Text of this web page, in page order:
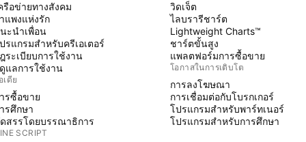
รือข่ายทางสังคม
แพงแห่งรัก
ะนำเพื่อน
รแกรมสำหรับครีเอเตอร์
ระเบียบการใช้งาน
แลการใช้งาน
เดีย
รซื้อขาย
รศึกษา
สรรโดยบรรณาธิการ
SCRIPT
วิดเจ็ต
ไลบรารีชาร์ต
Lightweight Charts™
ชาร์ตขั้นสูง
แพลตฟอร์มการซื้อขาย
โอกาสในการเติบโต
การลงโฆษณา
การเชื่อมต่อกับโบรกเกอร์
โปรแกรมสำหรับพาร์ทเนอร์
โปรแกรมสำหรับการศึกษา